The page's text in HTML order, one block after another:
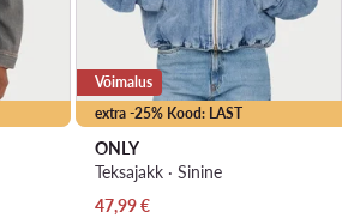
extra -25% Kood: LAST
Võimalus
ONLY
Teksajakk · Sinine
Praegune hind
47,99€